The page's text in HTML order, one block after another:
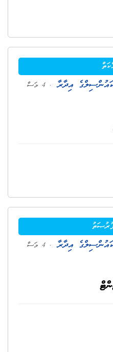
އިދާރާ
. 4 މަސް
އިދާރާ
. 4 މަސް